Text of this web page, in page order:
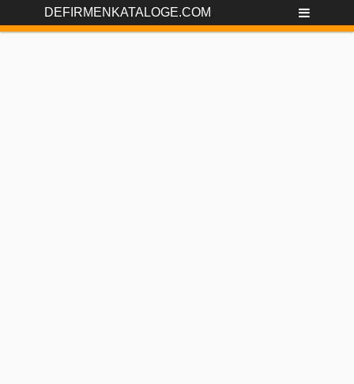
DEFIRMENKATALOGE.COM